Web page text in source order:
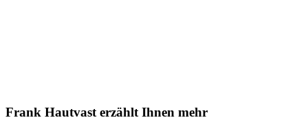
Frank Hautvast erzählt Ihnen mehr